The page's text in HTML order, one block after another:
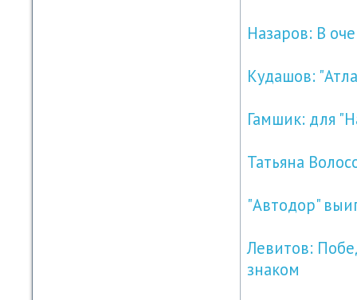
Назаров: В
Кудашов:
Гамшик: для
Татьяна
"Автодор"
Левитов:
знаком